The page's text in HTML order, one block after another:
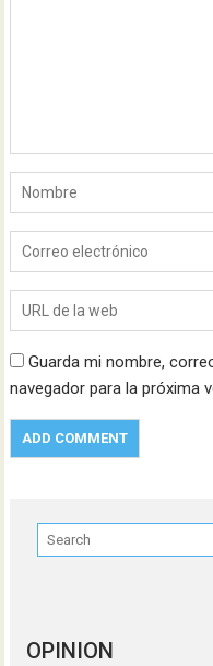
Guarda mi nombre,
navegador para la próxima
OPINION